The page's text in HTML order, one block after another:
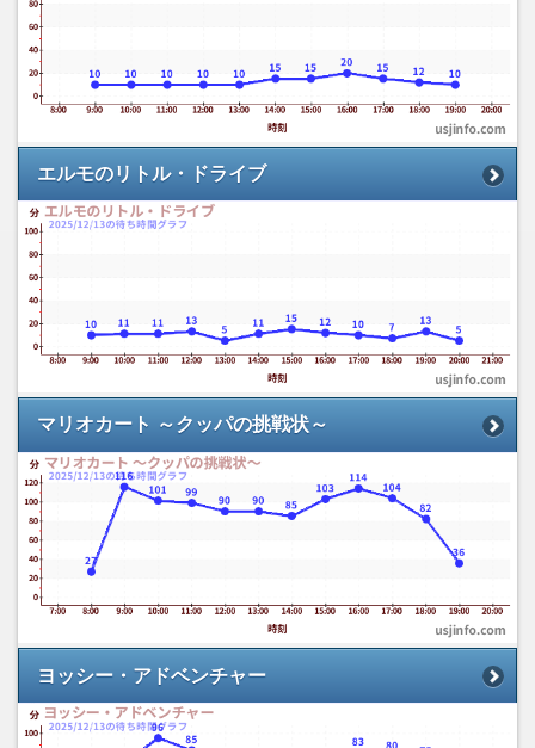
エルモのリトル・ドライブ
マリオカート ～クッパの挑戦状～
ヨッシー・アドベンチャー